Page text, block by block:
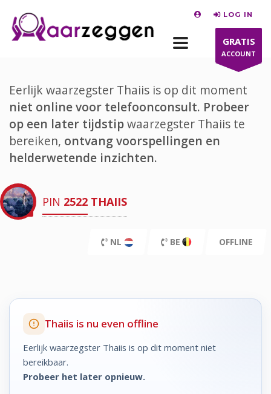
LOG IN
GRATIS
ACCOUNT
Eerlijk waarzegster Thaiis is op dit moment
niet online voor telefoonconsult. Probeer
op een later tijdstipwaarzegster Thaiis te
bereiken, ontvang voorspellingen en
helderwetende inzichten.
PIN 2522 THAIIS
NL BE OFFLINE
Thaiis is nu even offline
Eerlijk waarzegster Thaiis is op dit moment niet
bereikbaar.
Probeer het later opnieuw.